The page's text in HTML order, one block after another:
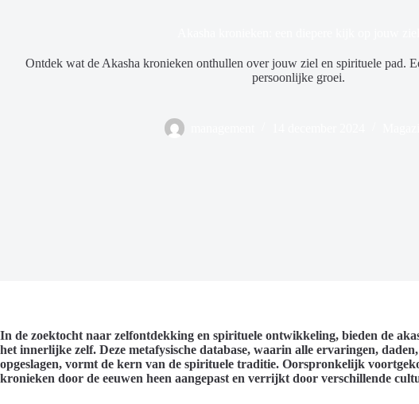
Ontdek wat de Akasha kronieken onthullen over jouw ziel en spirituele pad.
persoonlijke groei.
In de zoektocht naar zelfontdekking en spirituele ontwikkeling, bieden de
het innerlijke zelf. Deze metafysische database, waarin alle ervaringen,
opgeslagen, vormt de kern van de spirituele traditie. Oorspronkelijk
kronieken door de eeuwen heen aangepast en verrijkt door verschillende